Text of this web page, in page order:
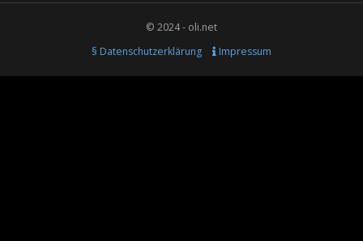
© 2024 - oli.net
§ Datenschutzerklärung
Impressum